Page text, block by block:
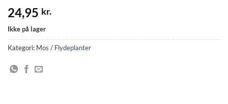
24,95 kr.
Ikke på lager
Kategori: Mos / Flydeplanter